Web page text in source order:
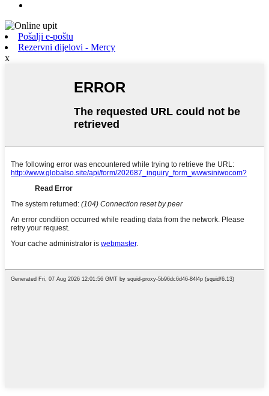
Pošalji e-poštu
Rezervni dijelovi - Mercy
x